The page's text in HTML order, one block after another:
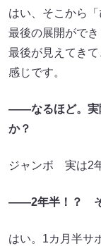
はい、そこから
最後の展開がで
最後が見えてき
感じです。
――なるほど。実
か？
ジャンボ 実は2
――2年半！？ そ
はい。1カ月半サ